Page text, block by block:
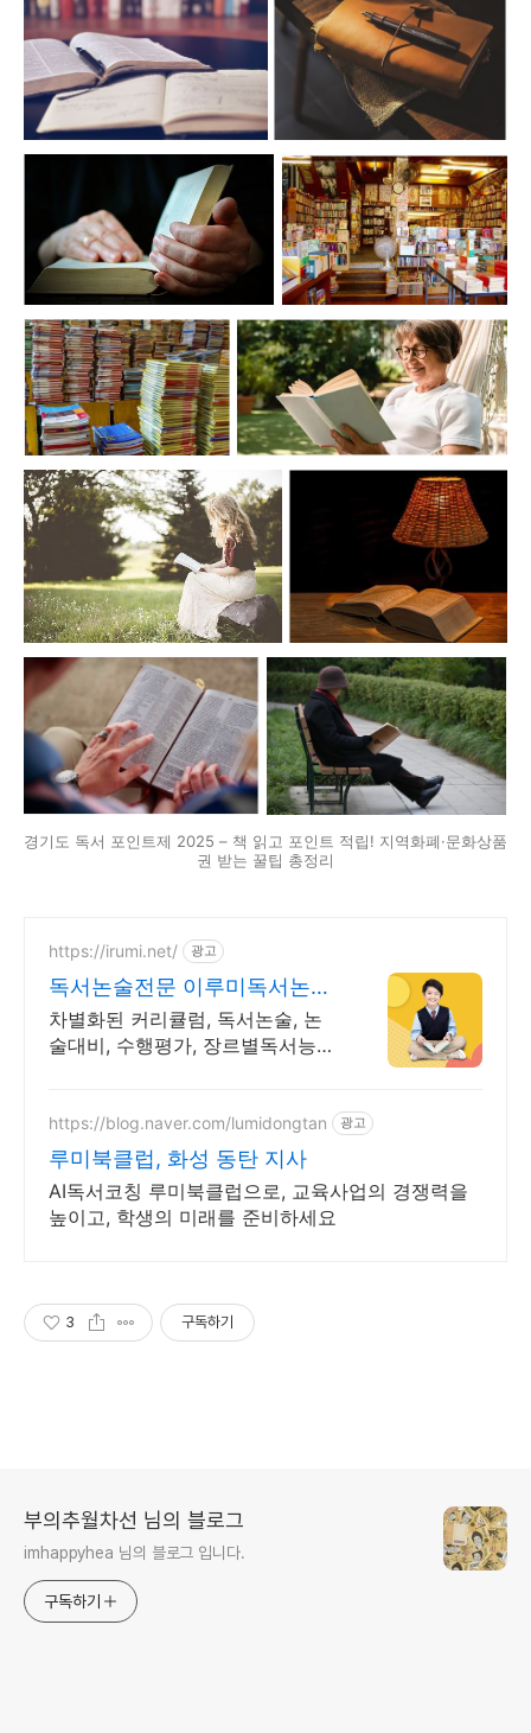
경기도 독서 포인트제 2025 – 책 읽고 포인트 적립! 지역화폐·문화상품
권 받는 꿀팁 총정리
https://irumi.net/ 광고
독서논술전문 이루미독서논술
문해력의 왕을 만드는
차별화된 커리큘럼, 독서논술, 논
술대비, 수행평가, 장르별독서능력,
https://blog.naver.com/lumidongtan 광고
루미북클럽, 화성 동탄 지사
AI독서코칭 루미북클럽으로, 교육사업의 경쟁력을
높이고, 학생의 미래를 준비하세요
3 구독하기
부의추월차선 님의 블로그
imhappyhea 님의 블로그 입니다.
구독하기